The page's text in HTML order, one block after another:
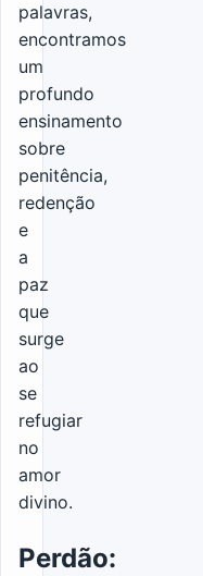
palavras,
encontramos
um
profundo
ensinamento
sobre
penitência,
redenção
e
a
paz
que
surge
ao
se
refugiar
no
amor
divino.
Perdão: